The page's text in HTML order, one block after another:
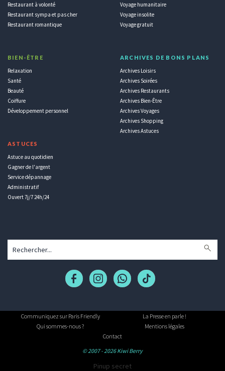
Restaurant à volonté
Restaurant sympa et pas cher
Restaurant romantique
BIEN-ÊTRE
Relaxation
Santé
Beauté
Coiffure
Développement personnel
ASTUCES
Astuce au quotidien
Gagner de l'argent
Service dépannage
Administratif
Ouvert 7j/7 24h/24
Voyage humanitaire
Voyage insolite
Voyage gratuit
ARCHIVES DE BONS PLANS
Archives Loisirs
Archives Soirées
Archives Restaurants
Archives Bien-Être
Archives Voyages
Archives Shopping
Archives Astuces
Communiquez sur Paris Friendly
La Presse en parle !
Qui sommes-nous ?
Mentions légales
Contact
© 2007 - 2026 Kiwi Berry
Pinup secret